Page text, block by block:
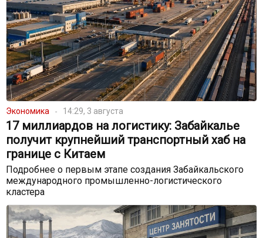
Экономика 14:29, 3 августа
17 миллиардов на логистику: Забайкалье
получит крупнейший транспортный хаб на
границе с Китаем
Подробнее о первым этапе создания Забайкальского
международного промышленно-логистического
кластера